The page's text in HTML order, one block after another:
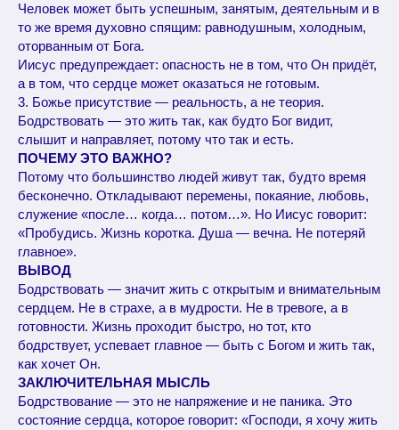
Человек может быть успешным, занятым, деятельным и в
то же время духовно спящим: равнодушным, холодным,
оторванным от Бога.
Иисус предупреждает: опасность не в том, что Он придёт,
а в том, что сердце может оказаться не готовым.
3. Божье присутствие — реальность, а не теория.
Бодрствовать — это жить так, как будто Бог видит,
слышит и направляет, потому что так и есть.
ПОЧЕМУ ЭТО ВАЖНО?
Потому что большинство людей живут так, будто время
бесконечно. Откладывают перемены, покаяние, любовь,
служение «после… когда… потом…». Но Иисус говорит:
«Пробудись. Жизнь коротка. Душа — вечна. Не потеряй
главное».
ВЫВОД
Бодрствовать — значит жить с открытым и внимательным
сердцем. Не в страхе, а в мудрости. Не в тревоге, а в
готовности. Жизнь проходит быстро, но тот, кто
бодрствует, успевает главное — быть с Богом и жить так,
как хочет Он.
ЗАКЛЮЧИТЕЛЬНАЯ МЫСЛЬ
Бодрствование — это не напряжение и не паника. Это
состояние сердца, которое говорит: «Господи, я хочу жить